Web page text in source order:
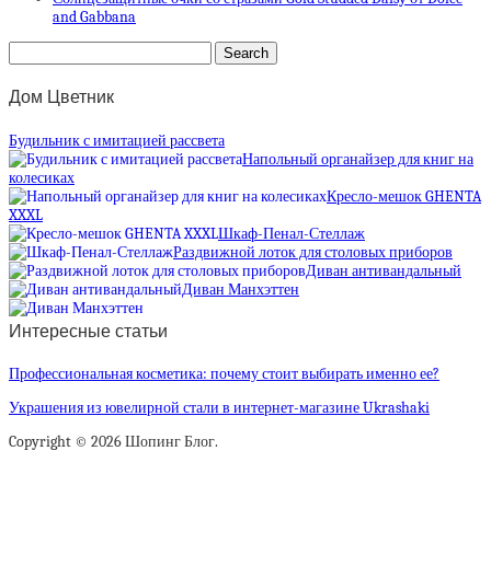
and Gabbana
Дом Цветник
Будильник с имитацией рассвета
Напольный органайзер для книг на
колесиках
Кресло-мешок GHENTA
XXXL
Шкаф-Пенал-Стеллаж
Раздвижной лоток для столовых приборов
Диван антивандальный
Диван Манхэттен
Интересные статьи
Профессиональная косметика: почему стоит выбирать именно ее?
Украшения из ювелирной стали в интернет-магазине Ukrashaki
Copyright © 2026 Шопинг Блог.